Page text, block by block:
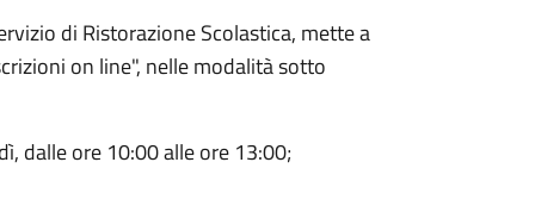
di Ristorazione Scolastica, mette a
on line", nelle modalità sotto
dalle ore 10:00 alle ore 13:00;